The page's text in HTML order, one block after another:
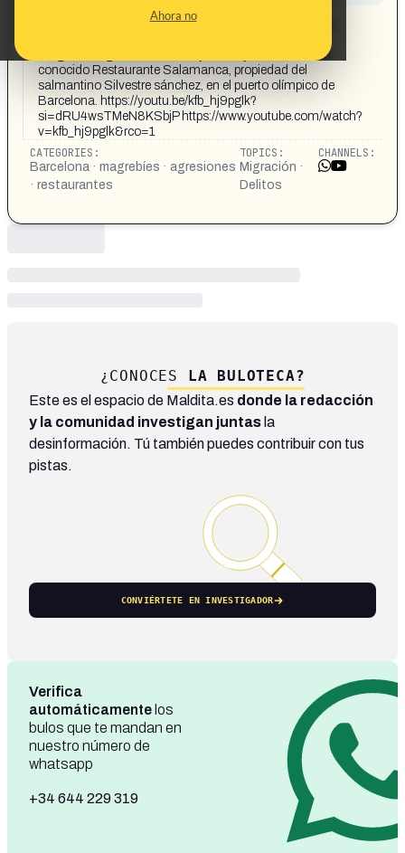
Ahora no
Camareros del Restaurante Salamanca de Barcelona,
magrebíes agredió a los trabajadores y camareros del
conocido Restaurante Salamanca, propiedad del
salmantino Silvestre sánchez, en el puerto olímpico de
Barcelona. https://youtu.be/kfb_hj9pglk?
si=dRU4wsTMeN8KSbjP https://www.youtube.com/watch?
v=kfb_hj9pglk&rco=1
CATEGORIES:
Barcelona · magrebíes · agresiones
· restaurantes
TOPICS:
Migración ·
Delitos
CHANNELS:
¿CONOCES LA BULOTECA?
Este es el espacio de Maldita.es donde la redacción
y la comunidad investigan juntas la
desinformación. Tú también puedes contribuir con tus
pistas.
CONVIÉRTETE EN INVESTIGADOR
Verifica
automáticamente los
bulos que te mandan en
nuestro número de
whatsapp
+34 644 229 319